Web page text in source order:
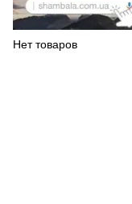
Нет товаров